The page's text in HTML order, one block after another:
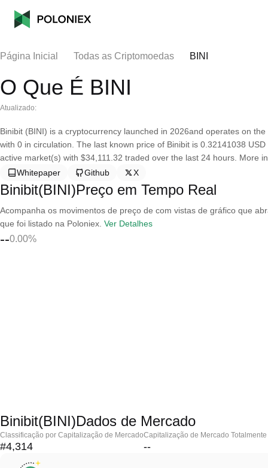
Página Inicial Todas as Criptomoedas BINI
O Que É BINI
Atualizado:
Binibit (BINI) is a cryptocurrency launched in 2026and operates on
with 0 in circulation. The last known price of Binibit is 0.32141038
active market(s) with $34,111.32 traded over the last 24 hours. More
Whitepaper
Github X
Binibit(BINI)Preço em Tempo Real
Acompanha os movimentos de preço de com vistas de gráfico que
que foi listado na Poloniex. Ver Detalhes
--0.00%
Binibit(BINI)Dados de Mercado
Classificação por Capitalização de Mercado
#4,314
Capitalização de Mercado
--